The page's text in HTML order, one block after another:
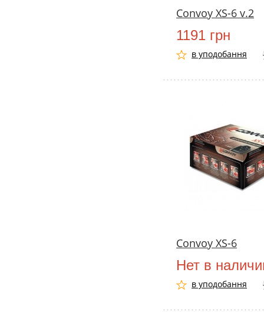
Convoy XS-6 v.2
1191 грн
в уподобання
Convoy XS-6
Нет в
в уподобання